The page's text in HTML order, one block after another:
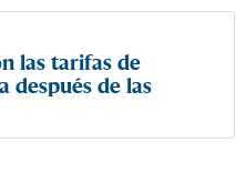
las tarifas de
después de las